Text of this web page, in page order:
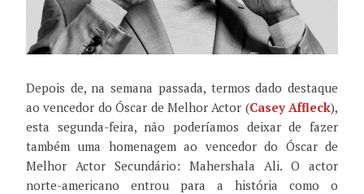
Depois de, na semana passada, termos dado destaque
ao vencedor do Óscar de Melhor Actor (Casey Affleck),
esta segunda-feira, não poderíamos deixar de fazer
também uma homenagem ao vencedor do Óscar de
Melhor Actor Secundário: Mahershala Ali. O actor
norte-americano entrou para a história como o